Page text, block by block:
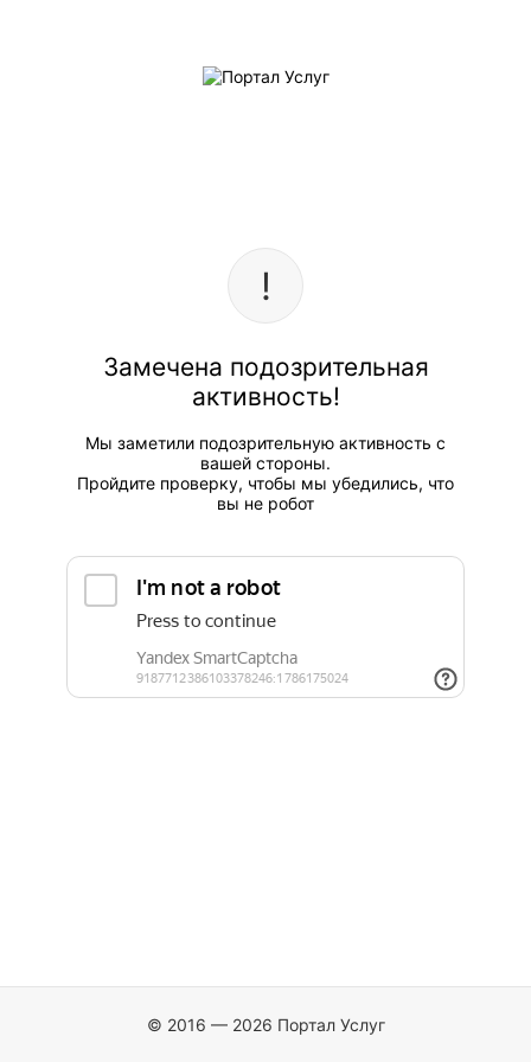
Замечена подозрительная
активность!
Мы заметили подозрительную активность с
вашей стороны.
Пройдите проверку, чтобы мы убедились, что
вы не робот
© 2016 — 2026 Портал Услуг